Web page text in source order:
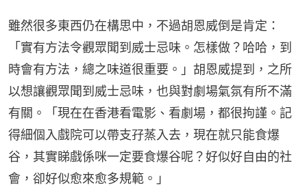
雖然很多東西仍在構思中，不過胡恩威倒是肯定：
「實有方法令觀眾聞到威士忌味。怎樣做？哈哈，到
時會有方法，總之味道很重要。」胡恩威提到，之所
以想讓觀眾聞到威士忌味，也與對劇場氣氛有所不滿
有關。「現在在香港看電影、看劇場，都很拘謹。記
得細個入戲院可以帶支孖蒸入去，現在就只能食爆
谷，其實睇戲係咪一定要食爆谷呢？好似好自由的社
會，卻好似愈來愈多規範。」